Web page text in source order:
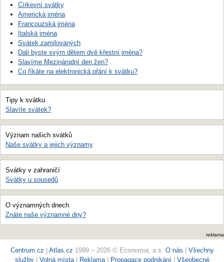
Církevní svátky
Americká jména
Francouzská jména
Italská jména
Svátek zamilovaných
Dali byste svým dětem dvě křestní jména?
Slavíme Mezinárodní den žen?
Co říkáte na elektronická přání k svátku?
Tipy k svátku
Slavíte svátek?
Význam našich svátků
Naše svátky a jejich významy
Svátky v zahraničí
Svátky u sousedů
O významných dnech
Znáte naše významné dny?
reklama
Centrum.cz Atlas.cz 1999 – 2026 © Economia, a.s. O nás
Všechny
služby
Volná místa| Reklama Propagace podnikání| Všeobecné